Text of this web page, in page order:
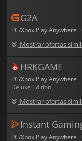
G2A
PC/Xbox Play Anywhere
Mostrar ofertas
HRKGAME
PC/Xbox Play Anywhere
Deluxe Edition
Mostrar ofertas
Instant
PC/Xbox Play Anywhere